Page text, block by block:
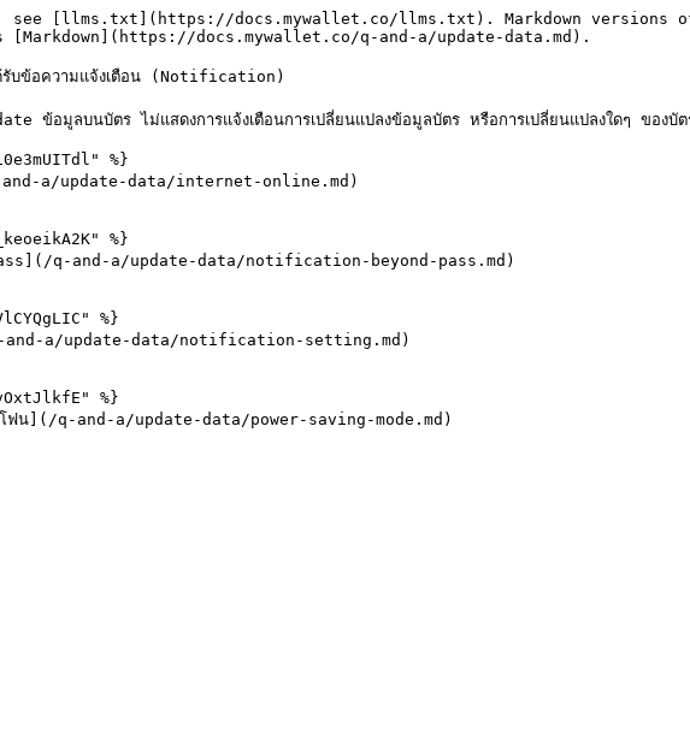
see [llms.txt](https://docs.mywallet.co/llms.txt). Markdown versions
docs.mywallet.co/q-and-a/update-data.md).
รับข้อความแจ้งเตือน (Notification)
ข้อมูลบนบัตร ไม่แสดงการแจ้งเตือนการเปลี่ยนแปลงข้อมูลบัตร หรือการเปลี่ยนแปลงใดๆ ของ
%}
q-and-a/update-data/internet-online.md)
%}
Pass](/q-and-a/update-data/notification-beyond-pass.md)
%}
](/q-and-a/update-data/notification-setting.md)
%}
ร์ตโฟน](/q-and-a/update-data/power-saving-mode.md)